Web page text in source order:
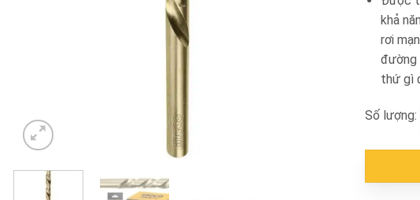
khả
rơi
đường
thứ gì
Số lượng: